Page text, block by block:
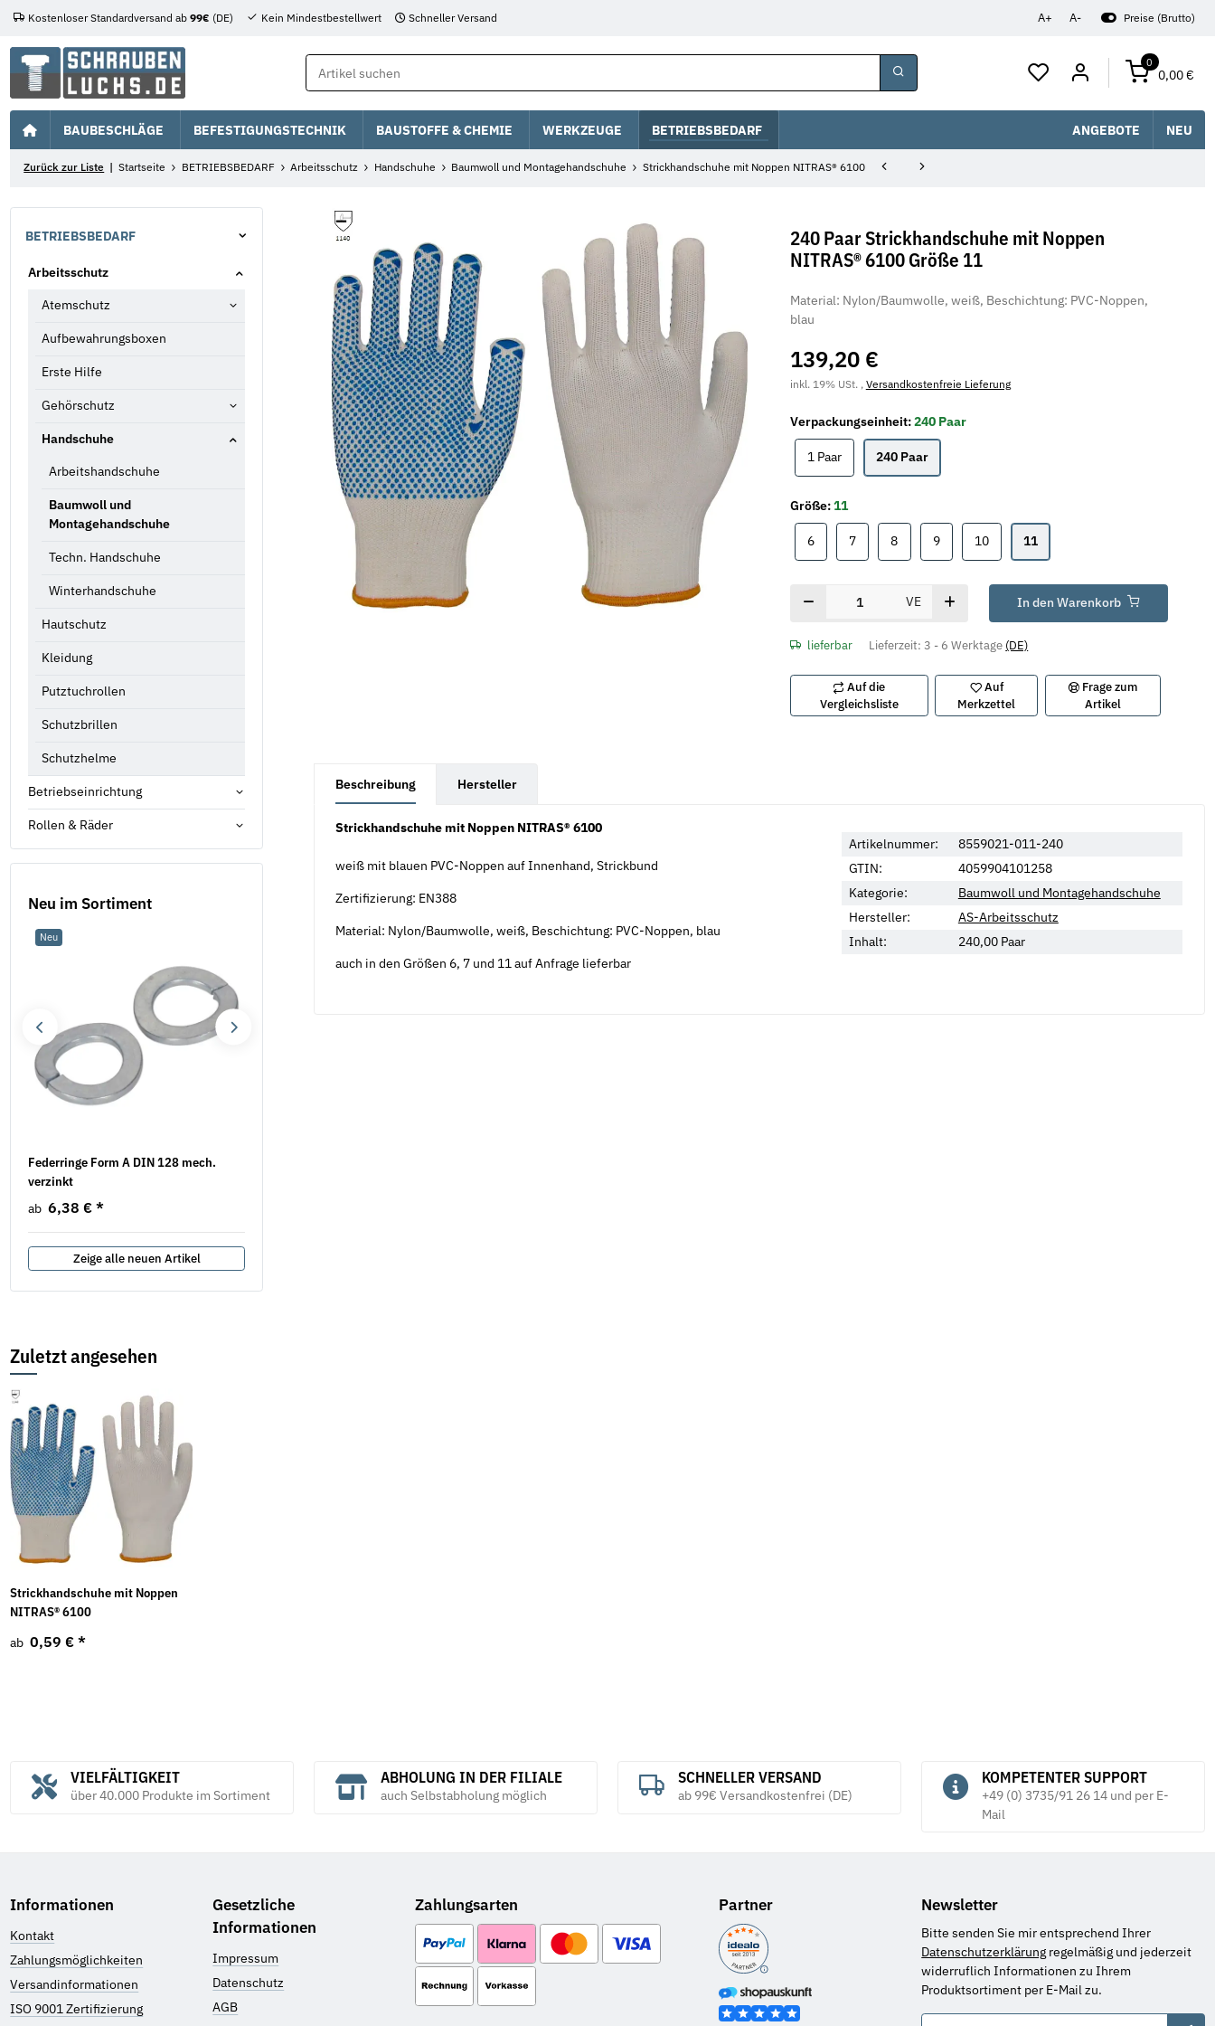
A+ A- Preise (Brutto)
Kostenloser Standardversand ab 99€ (DE) Kein Mindestbestellwert Schneller Versand
0
0,00 €
BAUBESCHLÄGE BEFESTIGUNGSTECHNIK BAUSTOFFE & CHEMIE WERKZEUGE BETRIEBSBEDARF ANGEBOTE NEU
Zurück zur Liste Startseite BETRIEBSBEDARF Arbeitsschutz Handschuhe Baumwoll und Montagehandschuhe Strickhandschuhe mit Noppen NITRAS® 6100
240 Paar Strickhandschuhe mit Noppen
NITRAS® 6100 Größe 11
Material: Nylon/Baumwolle, weiß, Beschichtung: PVC-Noppen,
blau
139,20 €
inkl. 19% USt. ,Versandkostenfreie Lieferung
Verpackungseinheit:240 Paar
1 Paar1 Paar 240 Paar240 Paar
Größe:11
66 77 88 99 1010 1111
VE In den Warenkorb
lieferbar Lieferzeit:3 - 6 Werktage (DE)
Auf die
Vergleichsliste
Auf
Merkzettel
Frage zum
Artikel
Beschreibung Hersteller
Strickhandschuhe mit Noppen NITRAS® 6100
weiß mit blauen PVC-Noppen auf Innenhand, Strickbund
Zertifizierung: EN388
Material: Nylon/Baumwolle, weiß, Beschichtung: PVC-Noppen, blau
auch in den Größen 6, 7 und 11 auf Anfrage lieferbar
Artikelnummer:
8559021-011-240
GTIN:
4059904101258
Kategorie:
Baumwoll und Montagehandschuhe
Hersteller:
AS-Arbeitsschutz
Inhalt:
240,00 Paar
BETRIEBSBEDARF
Arbeitsschutz
Atemschutz
Aufbewahrungsboxen
Erste Hilfe
Gehörschutz
Handschuhe
Arbeitshandschuhe
Baumwoll und
Montagehandschuhe
Techn. Handschuhe
Winterhandschuhe
Hautschutz
Kleidung
Putztuchrollen
Schutzbrillen
Schutzhelme
Betriebseinrichtung
Rollen & Räder
Neu im Sortiment
Neu
Federringe Form A DIN 128 mech.
verzinkt
ab 6,38 € *
Neu Neu
Zeige alle neuen Artikel
Zuletzt angesehen
Strickhandschuhe mit Noppen
NITRAS® 6100
ab 0,59 € *
VIELFÄLTIGKEIT
über 40.000 Produkte im Sortiment
ABHOLUNG IN DER FILIALE
auch Selbstabholung möglich
SCHNELLER VERSAND
ab 99€ Versandkostenfrei (DE)
KOMPETENTER SUPPORT
+49 (0) 3735/91 26 14 und per E-
Mail
Informationen
Kontakt
Zahlungsmöglichkeiten
Versandinformationen
ISO 9001 Zertifizierung
Gesetzliche
Informationen
Impressum
Datenschutz
AGB
Zahlungsarten Partner Newsletter
Bitte senden Sie mir entsprechend Ihrer
Datenschutzerklärung regelmäßig und jederzeit
widerruflich Informationen zu Ihrem
Produktsortiment per E-Mail zu.